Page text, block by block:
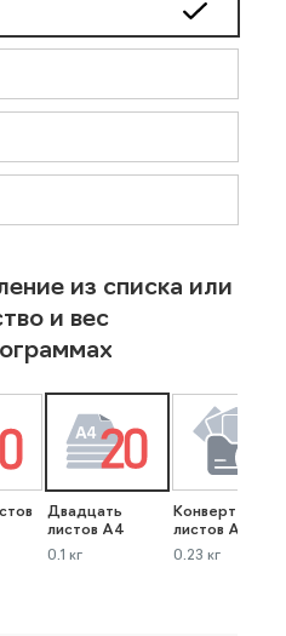
из списка или
и вес
Двадцать
листов А4
0.1 кг
Конверт до 40
листов А4
0.23 кг